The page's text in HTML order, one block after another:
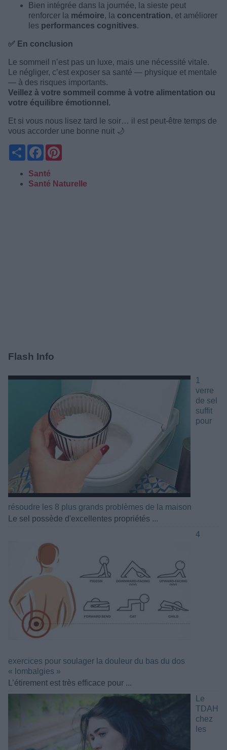
Bien intégrée dans la journée, la sieste peut
renforcer la mémoire, la concentration, et améliorer
les performances cognitives.
✅ En conclusion
Le sommeil n’est pas un luxe, mais une nécessité vitale.
Le négliger, c’est exposer sa santé — physique et mentale
— à des risques importants.
Veillez à votre sommeil comme à votre alimentation ou
votre équilibre émotionnel.
Et si vous nous lisez tard le soir… il est peut-être temps de
vous accorder une bonne nuit 🌙
PartagerFacebook
Santé
Santé Naturelle
Flash Info
1
verre
de sel
suffit
pour
résoudre les 8 plus grands problèmes de la maison
Le sel possède d'excellentes propriétés ...
4
exercices pour soulager la douleur du bas du dos
« lombalgies »
L’étirement est très efficace pour ...
Le
TDAH
chez
les